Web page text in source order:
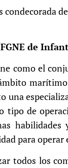
de
como el
una
tipo de
habilidades
para
todos los